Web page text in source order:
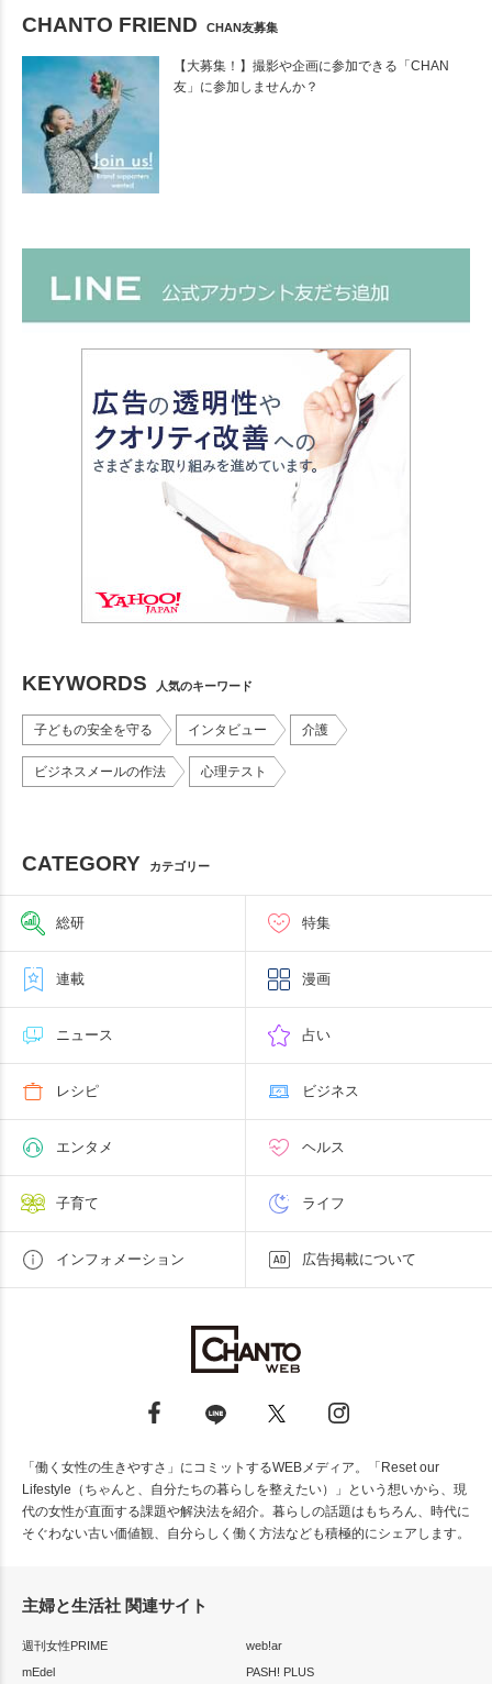
CHANTO FRIEND CHAN友募集
【大募集！】撮影や企画に参加できる「CHAN
友」に参加しませんか？
KEYWORDS 人気のキーワード
子どもの安全を守る インタビュー 介護
ビジネスメールの作法 心理テスト
CATEGORY カテゴリー
総研 特集
連載 漫画
ニュース 占い
レシピ ビジネス
エンタメ ヘルス
子育て ライフ
インフォメーション 広告掲載について
「働く女性の生きやすさ」にコミットするWEBメディア。「Reset our
Lifestyle（ちゃんと、自分たちの暮らしを整えたい）」という想いから、現
代の女性が直面する課題や解決法を紹介。暮らしの話題はもちろん、時代に
そぐわない古い価値観、自分らしく働く方法なども積極的にシェアします。
主婦と生活社 関連サイト
週刊女性PRIME
web!ar
mEdel
PASH! PLUS